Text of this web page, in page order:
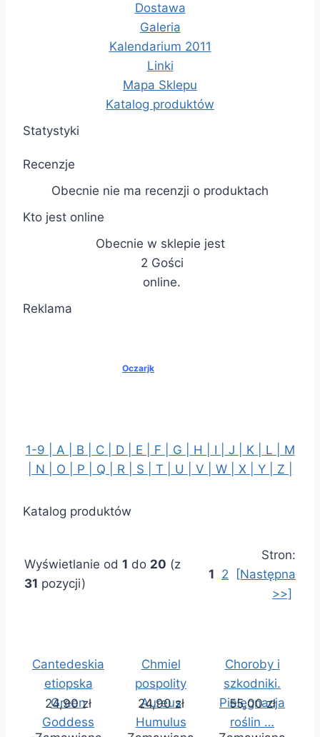
Dostawa
Galeria
Kalendarium 2011
Linki
Mapa Sklepu
Katalog produktów
Statystyki
Recenzje
Obecnie nie ma recenzji o produktach
Kto jest online
Obecnie w sklepie jest
2 Gości
online.
Reklama
Oczarjk
1-9 | A | B | C | D | E | F | G | H | I | J | K | L |
M
N | O | P | Q | R | S | T | U | V | W | X | Y | Z |
Katalog produktów
Wyświetlanie od 1 do 20 (z
31 pozycji)
Stron:
1 2
[Następna
>>]
Cantedeskia
etiopska
Green
Goddess
24,90 zł
Chmiel
pospolity
Aureus
Humulus
24,90 zł
Choroby i
szkodniki.
Pielęgnacja
roślin …
55,00 zł